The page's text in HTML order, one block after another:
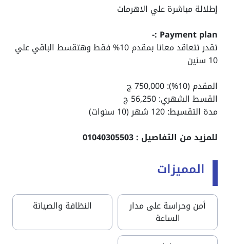
إطلالة مباشرة علي الاهرمات
Payment plan :-
تقدر تتعاقد معانا بمقدم 10% فقط وهتقسط الباقي علي
10 سنين
المقدم (10%): 750,000 ج
القسط الشهري: 56,250 ج
مدة التقسيط: 120 شهر (10 سنوات)
للمزيد من التفاصيل : 01040305503
المميزات
أمن وحراسة على مدار
الساعة
النظافة والصيانة